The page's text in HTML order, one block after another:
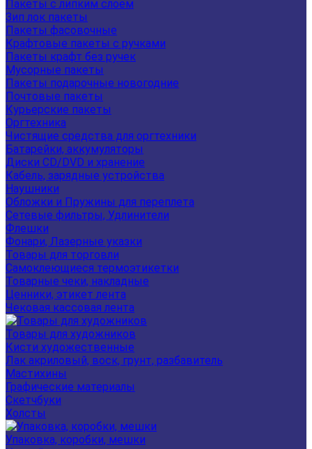
Пакеты с липким слоем
Зип лок пакеты
Пакеты фасовочные
Крафтовые пакеты с ручками
Пакеты крафт без ручек
Мусорные пакеты
Пакеты подарочные новогодние
Почтовые пакеты
Курьерские пакеты
Оргтехника
Чистящие средства для оргтехники
Батарейки, аккумуляторы
Диски CD/DVD и хранение
Кабель, зарядные устройства
Наушники
Обложки и Пружины для переплета
Сетевые фильтры, Удлинители
Флешки
Фонари, Лазерные указки
Товары для торговли
Самоклеющиеся термоэтикетки
Товарные чеки, накладные
Ценники, этикет лента
Чековая кассовая лента
Товары для художников
Кисти художественные
Лак акриловый, воск, грунт, разбавитель
Мастихины
Графические материалы
Скетчбуки
Холсты
Упаковка, коробки, мешки